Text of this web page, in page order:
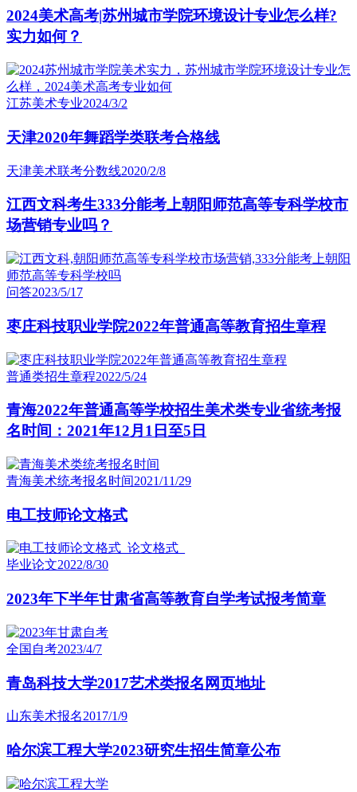
2024美术高考|苏州城市学院环境设计专业怎么样?
实力如何？
江苏美术专业2024/3/2
天津2020年舞蹈学类联考合格线
天津美术联考分数线2020/2/8
江西文科考生333分能考上朝阳师范高等专科学校市
场营销专业吗？
问答2023/5/17
枣庄科技职业学院2022年普通高等教育招生章程
普通类招生章程2022/5/24
青海2022年普通高等学校招生美术类专业省统考报
名时间：2021年12月1日至5日
青海美术统考报名时间2021/11/29
电工技师论文格式
毕业论文2022/8/30
2023年下半年甘肃省高等教育自学考试报考简章
全国自考2023/4/7
青岛科技大学2017艺术类报名网页地址
山东美术报名2017/1/9
哈尔滨工程大学2023研究生招生简章公布